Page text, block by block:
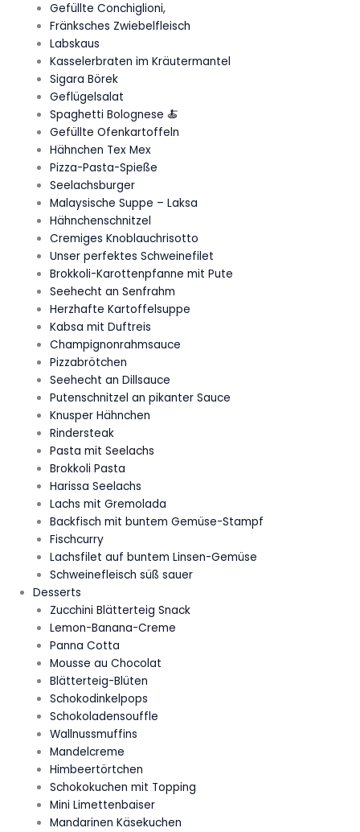
Gefüllte Conchiglioni,
Fränksches Zwiebelfleisch
Labskaus
Kasselerbraten im Kräutermantel
Sigara Börek
Geflügelsalat
Spaghetti Bolognese 🍝
Gefüllte Ofenkartoffeln
Hähnchen Tex Mex
Pizza-Pasta-Spieße
Seelachsburger
Malaysische Suppe – Laksa
Hähnchenschnitzel
Cremiges Knoblauchrisotto
Unser perfektes Schweinefilet
Brokkoli-Karottenpfanne mit Pute
Seehecht an Senfrahm
Herzhafte Kartoffelsuppe
Kabsa mit Duftreis
Champignonrahmsauce
Pizzabrötchen
Seehecht an Dillsauce
Putenschnitzel an pikanter Sauce
Knusper Hähnchen
Rindersteak
Pasta mit Seelachs
Brokkoli Pasta
Harissa Seelachs
Lachs mit Gremolada
Backfisch mit buntem Gemüse-Stampf
Fischcurry
Lachsfilet auf buntem Linsen-Gemüse
Schweinefleisch süß sauer
Desserts
Zucchini Blätterteig Snack
Lemon-Banana-Creme
Panna Cotta
Mousse au Chocolat
Blätterteig-Blüten
Schokodinkelpops
Schokoladensouffle
Wallnussmuffins
Mandelcreme
Himbeertörtchen
Schokokuchen mit Topping
Mini Limettenbaiser
Mandarinen Käsekuchen